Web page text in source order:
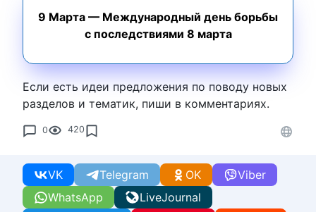
9 Марта — Международный день борьбы
с последствиями 8 марта
Если есть идеи предложения по поводу новых
разделов и тематик, пиши в комментариях.
0 420
WhatsApp
VK Telegram Viber
OK
LiveJournal